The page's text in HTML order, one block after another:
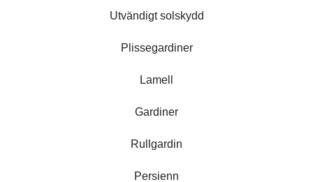
genomskinlig.
Utvändigt solskydd
Plissegardiner
Lamell
Gardiner
Rullgardin
Persienn